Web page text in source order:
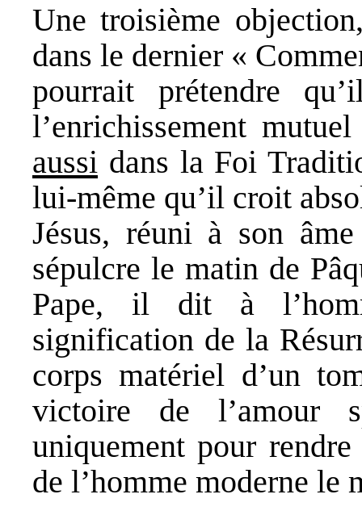
Une troisième
dans le dernier «
pourrait prétendre
l’enrichissement
aussi dans la Foi
lui-même qu’il croit
Jésus, réuni à son
sépulcre le matin de
Pape, il dit à
signification de la
corps matériel d’un
victoire de l’amour
uniquement pour
de l’homme moderne le